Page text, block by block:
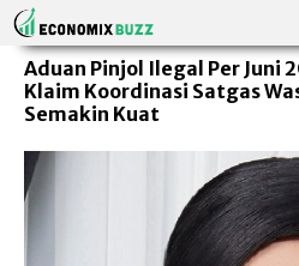
Aduan Pinjol Ilegal Per Juni
Klaim Koordinasi Satgas
Semakin Kuat